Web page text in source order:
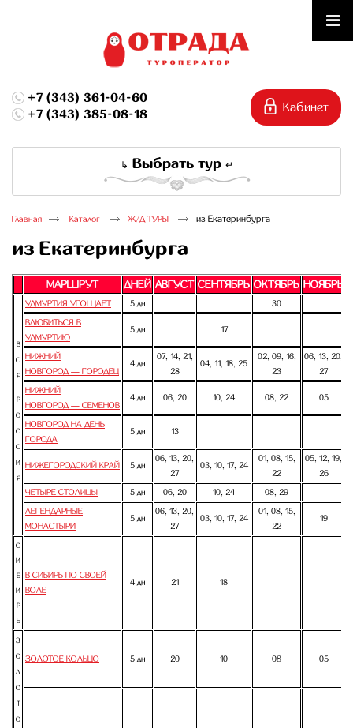
+7 (343) 361-04-60
+7 (343) 385-08-18
Выбрать тур
Главная Каталог Ж/Д ТУРЫ из Екатеринбурга
из Екатеринбурга
МАРШРУТ ДНЕЙ АВГУСТ СЕНТЯБРЬ ОКТЯБРЬ НОЯБРЬ
В
С
Я
Р
О
С
С
И
Я
УДМУРТИЯ УГОЩАЕТ 5 дн
30
ВЛЮБИТЬСЯ В
УДМУРТИЮ
5 дн 17
НИЖНИЙ
НОВГОРОД — ГОРОДЕЦ
4 дн
07, 14, 21,
28
04, 11, 18, 25
02, 09, 16,
23
06, 13, 20,
27
НИЖНИЙ
НОВГОРОД — СЕМЕНОВ
4 дн 06, 20 10, 24 08, 22 05
НОВГОРОД НА ДЕНЬ
ГОРОДА
5 дн 13
НИЖЕГОРОДСКИЙ КРАЙ 5 дн
06, 13, 20,
27
03, 10, 17, 24
01, 08, 15,
22
05, 12, 19,
26
ЧЕТЫРЕ СТОЛИЦЫ
5 дн 06, 20 10, 24
08, 29
ЛЕГЕНДАРНЫЕ
МОНАСТЫРИ
5 дн
06, 13, 20,
27
03, 10, 17, 24
01, 08, 15,
22
19
С
И
Б
И
Р
Ь
В СИБИРЬ ПО СВОЕЙ
ВОЛЕ
4 дн 21 18
З
О
Л
О
Т
О
ЗОЛОТОЕ КОЛЬЦО 5 дн 20 10 08 05